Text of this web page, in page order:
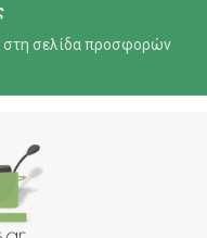
στη σελίδα προσφορών